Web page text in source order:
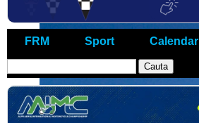
FRM Sport Calendar